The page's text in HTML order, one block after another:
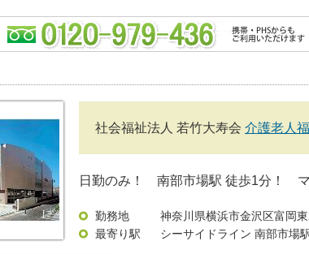
社会福祉法人 若竹大寿会 介護老人
日勤のみ！ 南部市場駅 徒歩1分！ マ
勤務地
神奈川県横浜市金沢区富岡
最寄り駅
シーサイドライン 南部市場